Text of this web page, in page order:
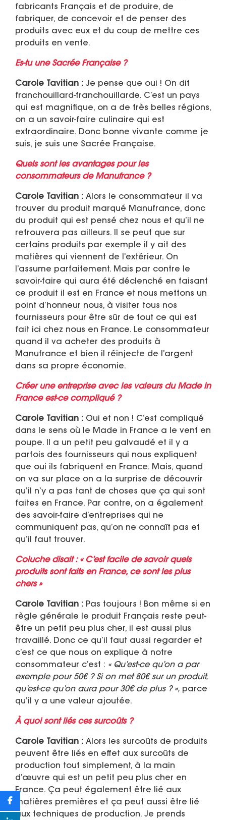
fabricants Français et de produire, de
fabriquer, de concevoir et de penser des
produits avec eux et du coup de mettre ces
produits en vente.
Es-tu une Sacrée Française ?
Carole Tavitian : Je pense que oui ! On dit
franchouillard-franchouillarde. C’est un pays
qui est magnifique, on a de très belles régions,
on a un savoir-faire culinaire qui est
extraordinaire. Donc bonne vivante comme je
suis, je suis une Sacrée Française.
Quels sont les avantages pour les
consommateurs de Manufrance ?
Carole Tavitian : Alors le consommateur il va
trouver du produit marqué Manufrance, donc
du produit qui est pensé chez nous et qu’il ne
retrouvera pas ailleurs. Il se peut que sur
certains produits par exemple il y ait des
matières qui viennent de l’extérieur. On
l’assume parfaitement. Mais par contre le
savoir-faire qui aura été déclenché en faisant
ce produit il est en France et nous mettons un
point d’honneur nous, à visiter tous nos
fournisseurs pour être sûr de tout ce qui est
fait ici chez nous en France. Le consommateur
quand il va acheter des produits à
Manufrance et bien il réinjecte de l’argent
dans sa propre économie.
Créer une entreprise avec les valeurs du Made in
France est-ce compliqué ?
Carole Tavitian : Oui et non ! C’est compliqué
dans le sens où le Made in France a le vent en
poupe. Il a un petit peu galvaudé et il y a
parfois des fournisseurs qui nous expliquent
que oui ils fabriquent en France. Mais, quand
on va sur place on a la surprise de découvrir
qu’il n’y a pas tant de choses que ça qui sont
faites en France. Par contre, on a également
des savoir-faire d’entreprises qui ne
communiquent pas, qu’on ne connaît pas et
qu’il faut trouver.
Coluche disait : « C’est facile de savoir quels
produits sont faits en France, ce sont les plus
chers »
Carole Tavitian : Pas toujours ! Bon même si en
règle générale le produit Français reste peut-
être un petit peu plus cher, il est aussi plus
travaillé. Donc ce qu’il faut aussi regarder et
c’est ce que nous on explique à notre
consommateur c’est : « Qu’est-ce qu’on a par
exemple pour 50€ ? Si on met 80€ sur un produit,
qu’est-ce qu’on aura pour 30€ de plus ? », parce
qu’il y a une valeur ajoutée.
À quoi sont liés ces surcoûts ?
Carole Tavitian : Alors les surcoûts de produits
peuvent être liés en effet aux surcoûts de
production tout simplement, à la main
d’œuvre qui est un petit peu plus cher en
France. Ça peut également être lié aux
matières premières et ça peut aussi être lié
aux techniques de production. Je prends